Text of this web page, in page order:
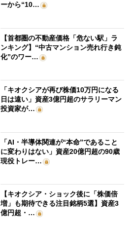
ーから“10…
【首都圏の不動産価格「危ない駅」ラ
ンキング】“中古マンション売れ行き鈍
化”のワー…
「キオクシアが再び株価10万円になる
日は遠い」資産3億円超のサラリーマン
投資家が…
「AI・半導体関連が“本命”であること
に変わりはない」資産20億円超の90歳
現役トレー…
【キオクシア・ショック後に「株価倍
増」も期待できる注目銘柄5選】資産3
億円超・…